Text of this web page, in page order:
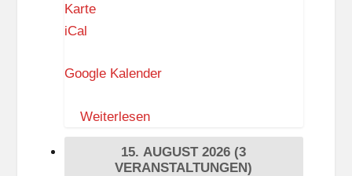
KarteI
e
o
r
iCal
Google Kalender
Weiterlesen
15. AUGUST 2026 (3
VERANSTALTUNGEN)